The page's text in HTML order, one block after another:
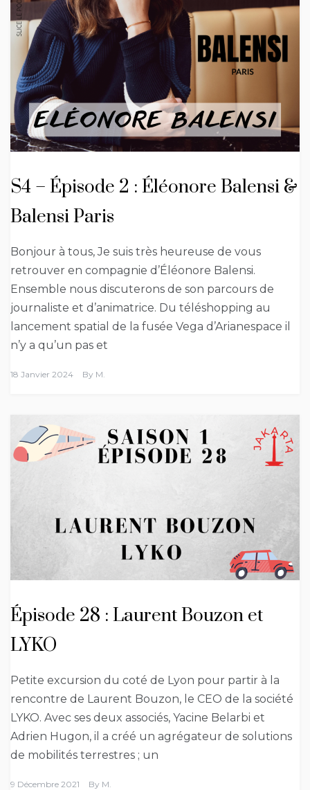
S4 – Épisode 2 : Éléonore Balensi &
Balensi Paris
Bonjour à tous, Je suis très heureuse de vous
retrouver en compagnie d’Éléonore Balensi.
Ensemble nous discuterons de son parcours de
journaliste et d’animatrice. Du téléshopping au
lancement spatial de la fusée Vega d’Arianespace il
n’y a qu’un pas et
18 Janvier 2024 By M.
Épisode 28 : Laurent Bouzon et
LYKO
Petite excursion du coté de Lyon pour partir à la
rencontre de Laurent Bouzon, le CEO de la société
LYKO. Avec ses deux associés, Yacine Belarbi et
Adrien Hugon, il a créé un agrégateur de solutions
de mobilités terrestres ; un
9 Décembre 2021 By M.